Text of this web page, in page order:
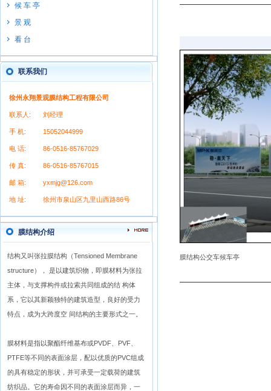
候 车 亭
景 观
看 台
联系我们
徐州永翔景观膜结构工程有限公司
联系人: 刘经理
手 机: 15052044999
电 话: 86-0516-85767029
传 真: 86-0516-85767015
邮 箱: yxmjg@126.com
地 址: 徐州市泉山区九里山西路86号
膜结构介绍
结构又叫张拉膜结构（Tensioned Membrane
structure）， 是以建筑织物，即膜材料为张拉
主体，与支撑构件或拉索共同组成的结 构体
系，它以其新颖独特的建筑造型，良好的受力
特点，成为大跨度空 间结构的主要形式之一。
膜材料是指以聚酯纤维基布或PVDF、PVF、
PTFE等不同的表面涂层，配以优质的PVC组成
的具有稳定的形状，并可承受一定载荷的建筑
纺织品。它的寿命因不同的表面涂层而异，一
膜结构公交车候车亭